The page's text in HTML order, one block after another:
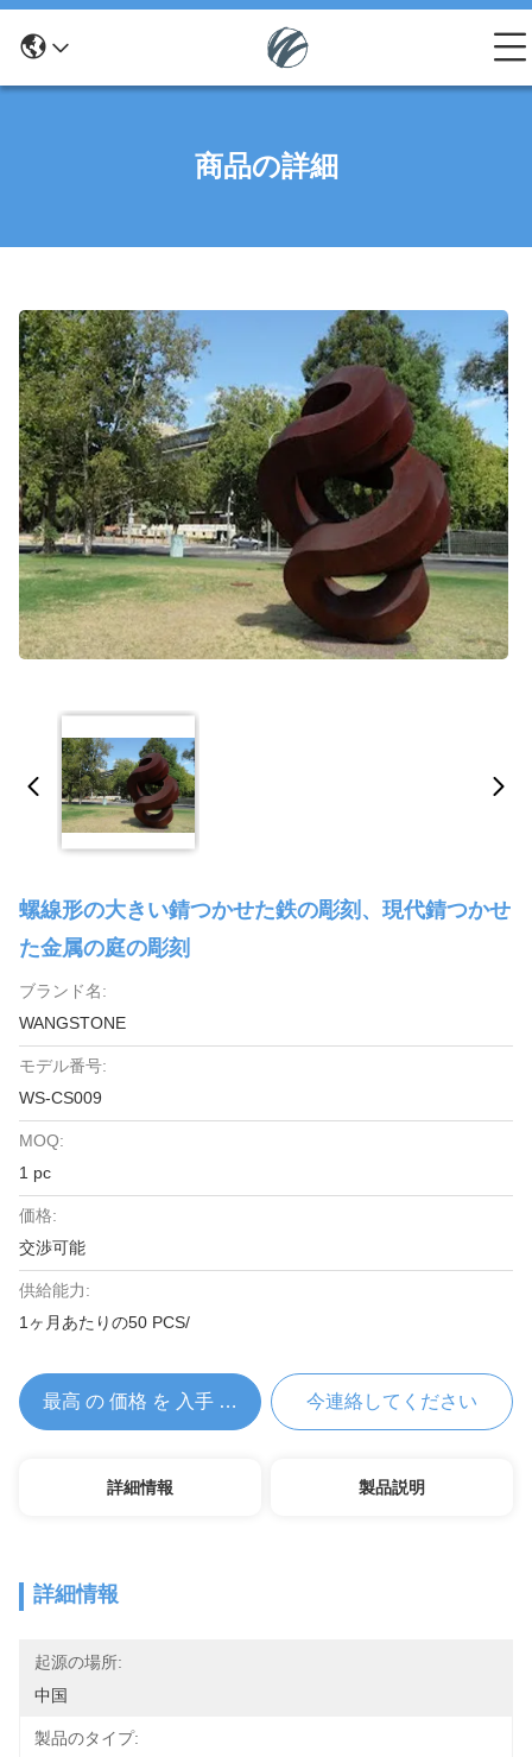
商品の詳細
螺線形の大きい錆つかせた鉄の彫刻、現代錆つかせ
た金属の庭の彫刻
ブランド名:
WANGSTONE
モデル番号:
WS-CS009
MOQ:
1 pc
価格:
交渉可能
供給能力:
1ヶ月あたりの50 PCS/
最高 の 価格 を 入手 する 今連絡してください
詳細情報 製品説明
詳細情報
起源の場所:
中国
製品のタイプ: